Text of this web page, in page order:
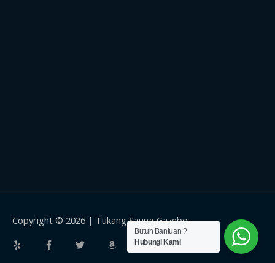
Copyright © 2026 | Tukang Saung Gazebo
Butuh Bantuan ?
Hubungi Kami